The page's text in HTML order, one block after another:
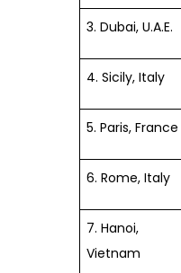
3. Dubai, U.A.E.
4. Sicily, Italy
5. Paris, France
6. Rome, Italy
7. Hanoi,
Vietnam